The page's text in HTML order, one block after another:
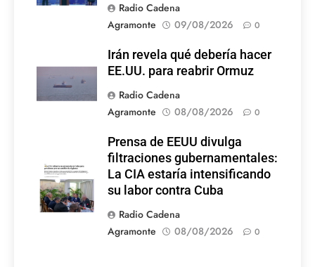
Radio Cadena
Agramonte
09/08/2026 0
Irán revela qué debería hacer
EE.UU. para reabrir Ormuz
Radio Cadena
Agramonte
08/08/2026 0
Prensa de EEUU divulga
filtraciones gubernamentales:
La CIA estaría intensificando
su labor contra Cuba
Radio Cadena
Agramonte
08/08/2026 0